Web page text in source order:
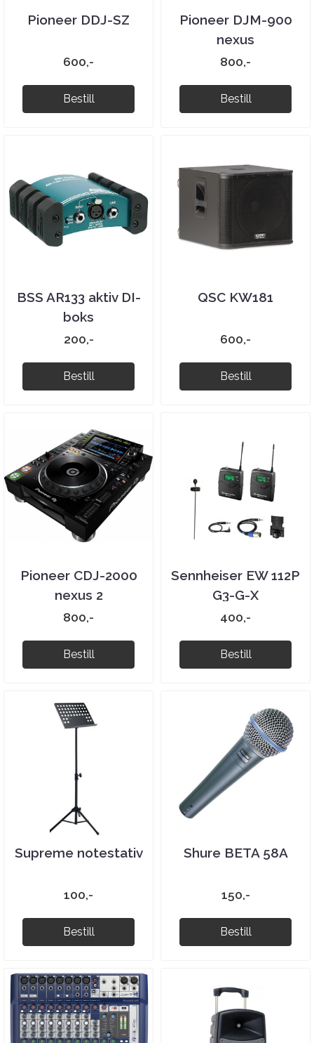
Pioneer DDJ-SZ
600,-
Bestill
Pioneer DJM-900
nexus
800,-
Bestill
BSS AR133 aktiv DI-
boks
200,-
Bestill
QSC KW181
600,-
Bestill
Pioneer CDJ-2000
nexus 2
800,-
Bestill
Sennheiser EW 112P
G3-G-X
400,-
Bestill
Supreme notestativ
100,-
Bestill
Shure BETA 58A
150,-
Bestill